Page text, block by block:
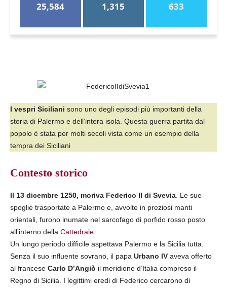
25,584 1,315 633
I vespri Siciliani sono uno degli episodi più importanti della
storia di Palermo e dell’intera isola. Questa guerra partita dal
popolo è stata per molti secoli vista come un esempio della
tempra dei Siciliani
Contesto storico
Il 13 dicembre 1250, moriva Federico II di Svevia . Le sue
spoglie trasportate a Palermo e, avvolte in preziosi manti
orientali, furono inumate nel sarcofago di porfido rosso posto
all’interno della Cattedrale.
Un lungo periodo difficile aspettava Palermo e la Sicilia tutta.
Senza il suo influente sovrano, il papa Urbano IV aveva offerto
al francese Carlo D’Angiò il meridione d’Italia compreso il
Regno di Sicilia. I legittimi eredi di Federico cercarono di